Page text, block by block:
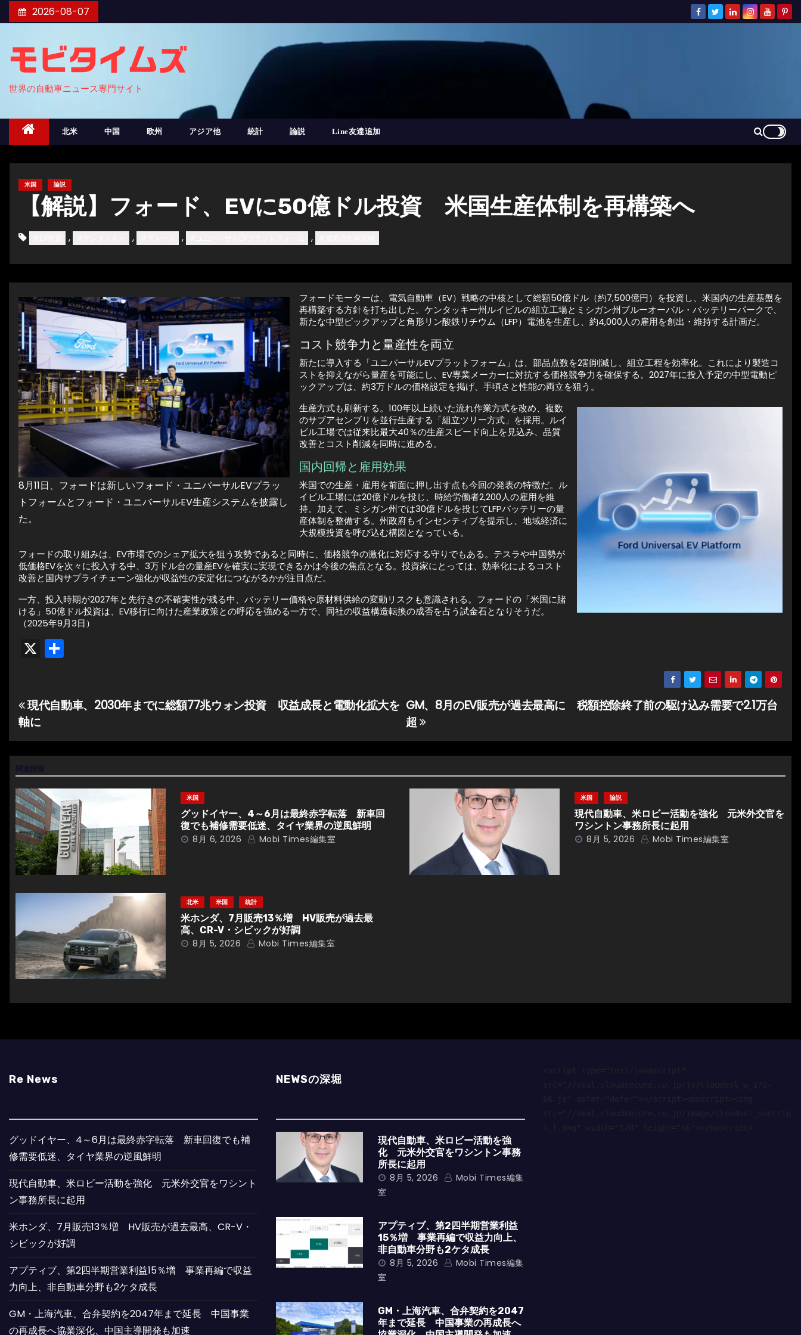
ン
2026-08-07
モビタイムズ
世界の自動車ニュース専門サイト
北米 中国 欧州 アジア他 統計 論説 Line友達追加
米国 論説
【解説】フォード、EVに50億ドル投資 米国生産体制を再構築へ
, , , ,
8月11日、フォードは新しいフォード・ユニバーサルEVプラッ
トフォームとフォード・ユニバーサルEV生産システムを披露し
た。
フォードモーターは、電気自動車（EV）戦略の中核として総額50億ドル（約7,500億円）を投資し、米国内の生産基盤を
再構築する方針を打ち出した。ケンタッキー州ルイビルの組立工場とミシガン州ブルーオーバル・バッテリーパークで、
新たな中型ピックアップと角形リン酸鉄リチウム（LFP）電池を生産し、約4,000人の雇用を創出・維持する計画だ。
コスト競争力と量産性を両立
新たに導入する「ユニバーサルEVプラットフォーム」は、部品点数を2割削減し、組立工程を効率化。これにより製造コ
ストを抑えながら量産を可能にし、EV専業メーカーに対抗する価格競争力を確保する。2027年に投入予定の中型電動ピ
ックアップは、約3万ドルの価格設定を掲げ、手頃さと性能の両立を狙う。
生産方式も刷新する。100年以上続いた流れ作業方式を改め、複数
のサブアセンブリを並行生産する「組立ツリー方式」を採用。ルイ
ビル工場では従来比最大40％の生産スピード向上を見込み、品質
改善とコスト削減を同時に進める。
国内回帰と雇用効果
米国での生産・雇用を前面に押し出す点も今回の発表の特徴だ。ル
イビル工場には20億ドルを投じ、時給労働者2,200人の雇用を維
持。加えて、ミシガン州では30億ドルを投じてLFPバッテリーの量
産体制を整備する。州政府もインセンティブを提示し、地域経済に
大規模投資を呼び込む構図となっている。
フォードの取り組みは、EV市場でのシェア拡大を狙う攻勢であると同時に、価格競争の激化に対応する守りでもある。テスラや中国勢が
低価格EVを次々に投入する中、3万ドル台の量産EVを確実に実現できるかは今後の焦点となる。投資家にとっては、効率化によるコスト
改善と国内サプライチェーン強化が収益性の安定化につながるかが注目点だ。
一方、投入時期が2027年と先行きの不確実性が残る中、バッテリー価格や原材料供給の変動リスクも意識される。フォードの「米国に賭
ける」50億ドル投資は、EV移行に向けた産業政策との呼応を強める一方で、同社の収益構造転換の成否を占う試金石となりそうだ。
（2025年9月3日）
X
投
稿
ナ
ビ
ゲ
ー
シ
ョ
ン
GM、8月のEV販売が過去最高に 税額控除終了前の駆け込み需要で2.1万台
超
現代自動車、2030年までに総額77兆ウォン投資 収益成長と電動化拡大を
軸に
米国
グッドイヤー、4～6月は最終赤字転落 新車回
復でも補修需要低迷、タイヤ業界の逆風鮮明
8月 6, 2026 Mobi Times編集室
米国 論説
現代自動車、米ロビー活動を強化 元米外交官を
ワシントン事務所長に起用
8月 5, 2026 Mobi Times編集室
北米 米国 統計
米ホンダ、7月販売13％増 HV販売が過去最
高、CR-V・シビックが好調
8月 5, 2026 Mobi Times編集室
Re News
グッドイヤー、4～6月は最終赤字転落 新車回復でも補
修需要低迷、タイヤ業界の逆風鮮明
現代自動車、米ロビー活動を強化 元米外交官をワシント
ン事務所長に起用
米ホンダ、7月販売13％増 HV販売が過去最高、CR-V・
シビックが好調
アプティブ、第2四半期営業利益15％増 事業再編で収益
力向上、非自動車分野も2ケタ成長
GM・上海汽車、合弁契約を2047年まで延長 中国事業
の再成長へ協業深化、中国主導開発も加速
NEWSの深堀
現代自動車、米ロビー活動を強
化 元米外交官をワシントン事務
所長に起用
8月 5, 2026
Mobi Times編集
室
アプティブ、第2四半期営業利益
15％増 事業再編で収益力向上、
非自動車分野も2ケタ成長
8月 5, 2026
Mobi Times編集
室
GM・上海汽車、合弁契約を2047
年まで延長 中国事業の再成長へ